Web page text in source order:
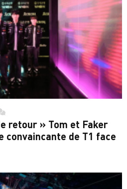
retour » Tom et Faker
de T1 face